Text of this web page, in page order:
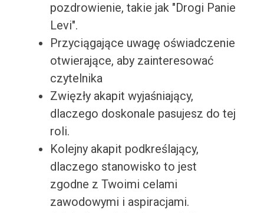
pozdrowienie, takie jak "Drogi Panie
Levi".
Przyciągające uwagę oświadczenie
otwierające, aby zainteresować
czytelnika
Zwięzły akapit wyjaśniający,
dlaczego doskonale pasujesz do tej
roli.
Kolejny akapit podkreślający,
dlaczego stanowisko to jest
zgodne z Twoimi celami
zawodowymi i aspiracjami.